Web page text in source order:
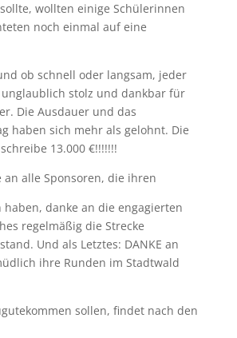
wollten einige Schülerinnen
noch einmal auf eine
ob schnell oder langsam, jeder
stolz und dankbar für
Die Ausdauer und das
haben sich mehr als gelohnt. Die
13.000 €!!!!!!!
alle Sponsoren, die ihren
danke an die engagierten
regelmäßig die Strecke
Und als Letztes: DANKE an
ihre Runden im Stadtwald
sollen, findet nach den